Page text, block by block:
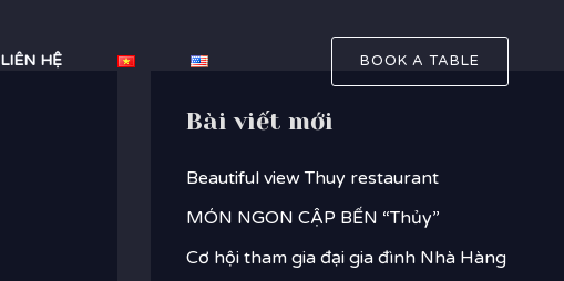
LIÊN HỆ BOOK A TABLE
Bài viết mới
Beautiful view Thuy restaurant
MÓN NGON CẬP BẾN “Thủy”
Cơ hội tham gia đại gia đình Nhà Hàng